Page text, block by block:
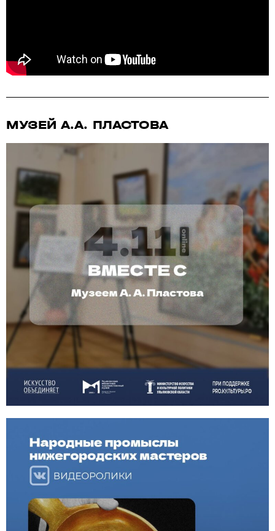
МУЗЕЙ А.А. ПЛАСТОВА